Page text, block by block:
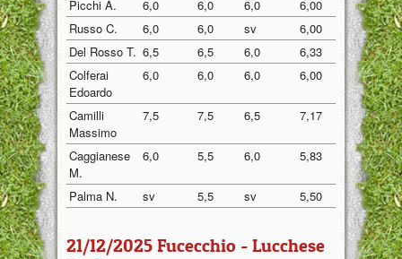
Picchi A.
6,0 6,0 6,0
6,00
Russo C.
6,0 6,0 sv
6,00
Del Rosso T. 6,5 6,5 6,0
6,33
Colferai
Edoardo
6,0 6,0 6,0 6,00
Camilli
Massimo
7,5 7,5 6,5 7,17
Caggianese
M.
6,0 5,5 6,0 5,83
Palma N. sv 5,5 sv 5,50
21/12/2025 Fucecchio - Lucchese